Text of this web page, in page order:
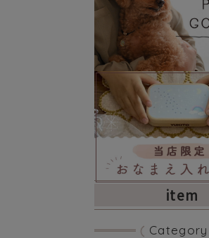
item
Category